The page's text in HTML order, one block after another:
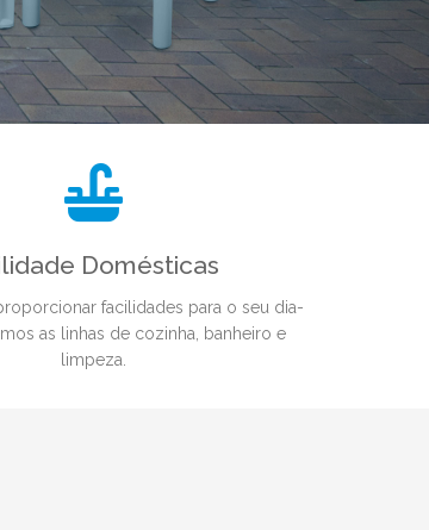
Domésticas
facilidades para o seu dia-
as linhas de cozinha, banheiro e
limpeza.